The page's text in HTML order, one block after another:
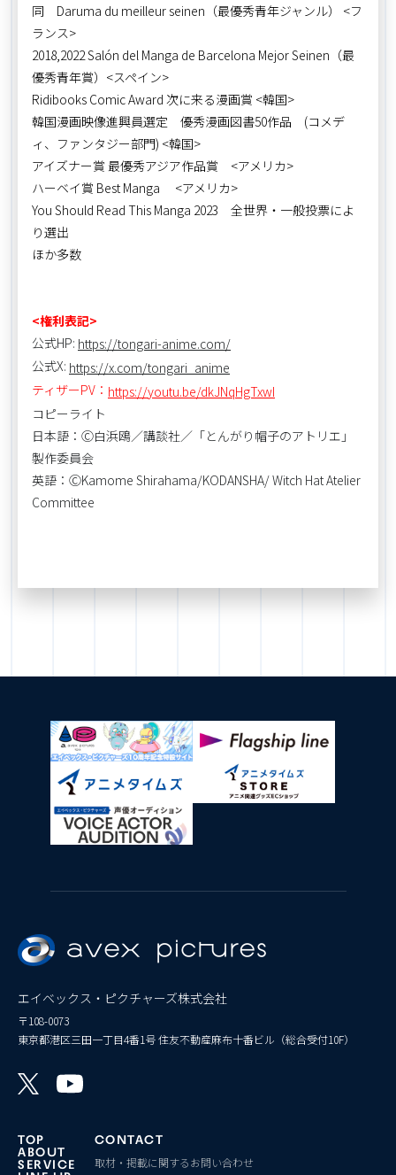
同 Daruma du meilleur seinen（最優秀青年ジャンル） <フ
ランス>
2018,2022 Salón del Manga de Barcelona Mejor Seinen（最
優秀青年賞）<スペイン>
Ridibooks Comic Award 次に来る漫画賞 <韓国>
韓国漫画映像進興員選定 優秀漫画図書50作品 (コメデ
ィ、ファンタジー部門) <韓国>
アイズナー賞 最優秀アジア作品賞 <アメリカ>
ハーベイ賞 Best Manga <アメリカ>
You Should Read This Manga 2023 全世界・一般投票によ
り選出
ほか多数
<権利表記>
公式HP: https://tongari-anime.com/
公式X: https://x.com/tongari_anime
ティザーPV： https://youtu.be/dkJNqHgTxwI
コピーライト
日本語：Ⓒ白浜鴎／講談社／「とんがり帽子のアトリエ」
製作委員会
英語：ⒸKamome Shirahama/KODANSHA/ Witch Hat Atelier
Committee
エイベックス・ピクチャーズ株式会社
〒108-0073
東京都港区三田一丁目4番1号 住友不動産麻布十番ビル（総合受付10F）
TOP
ABOUT
SERVICE
CONTACT
取材・掲載に関するお問い合わせ